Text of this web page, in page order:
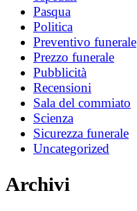
Pasqua
Politica
Preventivo funerale
Prezzo funerale
Pubblicità
Recensioni
Sala del commiato
Scienza
Sicurezza funerale
Uncategorized
Archivi